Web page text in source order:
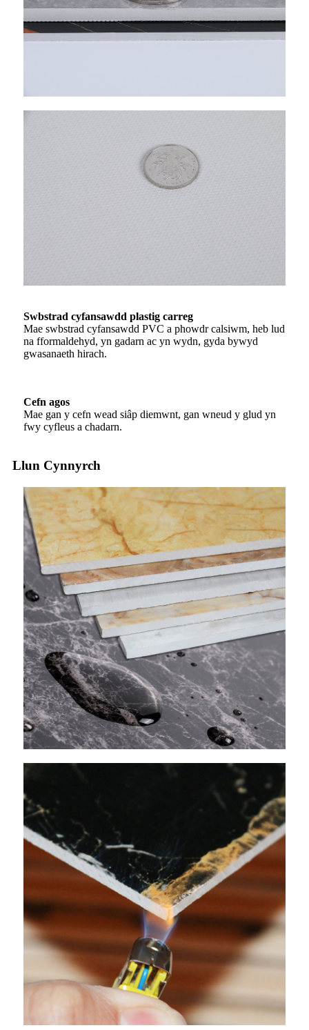
Swbstrad cyfansawdd plastig carreg
Mae swbstrad cyfansawdd PVC a phowdr calsiwm, heb lud
na fformaldehyd, yn gadarn ac yn wydn, gyda bywyd
gwasanaeth hirach.
Cefn agos
Mae gan y cefn wead siâp diemwnt, gan wneud y glud yn
fwy cyfleus a chadarn.
Llun Cynnyrch